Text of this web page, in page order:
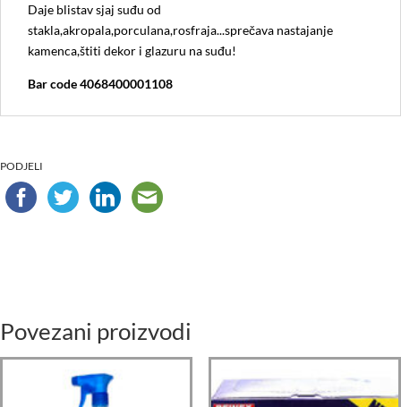
Daje blistav sjaj suđu od
stakla,akropala,porculana,rosfraja...sprečava nastajanje
kamenca,štiti dekor i glazuru na suđu!
Bar code 4068400001108
PODJELI
Povezani proizvodi